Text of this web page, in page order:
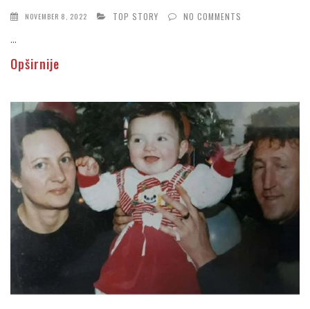
NOVEMBER 8, 2022 TOP STORY NO COMMENTS
...
Opširnije